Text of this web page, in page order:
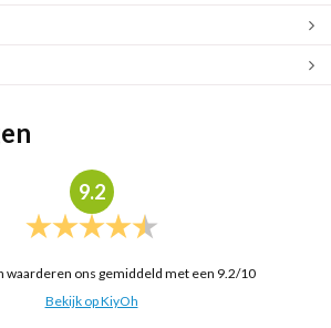
9.2
waarderen ons gemiddeld met een 9.2/10
Bekijk op KiyOh